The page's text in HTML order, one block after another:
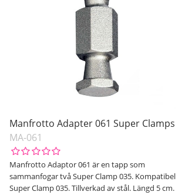
Manfrotto Adapter 061 Super Clamps
MA-061
Manfrotto Adaptor 061 är en tapp som
sammanfogar två Super Clamp 035. Kompatibel
Super Clamp 035. Tillverkad av stål. Längd 5 cm.